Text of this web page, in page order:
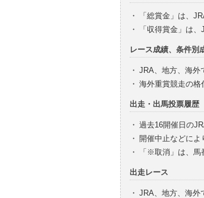
・
「総賞金」は、
・
「収得賞金」は
レース成績、条件別
・ JRA、地方、海外
・ 海外重賞競走の格
出走・出馬投票履歴
・ 過去16開催日の
・ 開催中止などによ
・
「※取消」は、馬
出走レース
・ JRA、地方、海外